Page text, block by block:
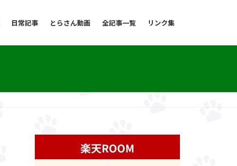
日常記事 とらさん動画 全記事一覧 リンク集